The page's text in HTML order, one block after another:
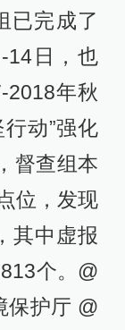
已完成了
14日，也
2018年秋
动”强化
督查组本
位，发现
其中虚报
个。@
保护厅 @